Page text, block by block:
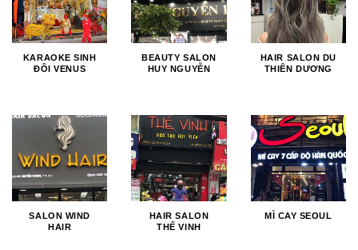
KARAOKE SINH
ĐÔI VENUS
BEAUTY SALON
HUY NGUYỄN
HAIR SALON DU
THIÊN DƯƠNG
SALON WIND
HAIR
HAIR SALON
THẾ VINH
MÌ CAY SEOUL